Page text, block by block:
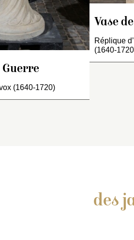
Guerre
(1640-1720)
Vase
Réplique
(1640-
des